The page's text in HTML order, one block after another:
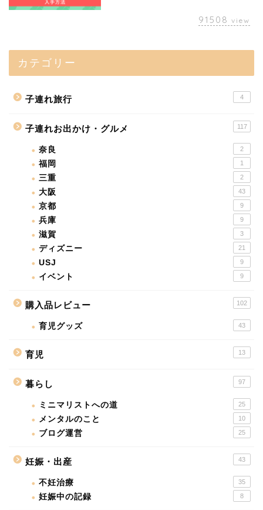
91508 view
カテゴリー
子連れ旅行 4
子連れお出かけ・グルメ 117
奈良 2
福岡 1
三重 2
大阪 43
京都 9
兵庫 9
滋賀 3
ディズニー 21
USJ 9
イベント 9
購入品レビュー 102
育児グッズ 43
育児 13
暮らし 97
ミニマリストへの道 25
メンタルのこと 10
ブログ運営 25
妊娠・出産 43
不妊治療 35
妊娠中の記録 8